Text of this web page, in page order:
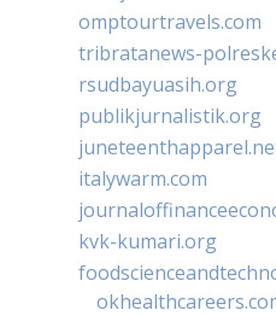
omptourtravels.com
tribratanews-
rsudbayuasih.org
publikjurnalistik.org
italywarm.com
kvk-kumari.org